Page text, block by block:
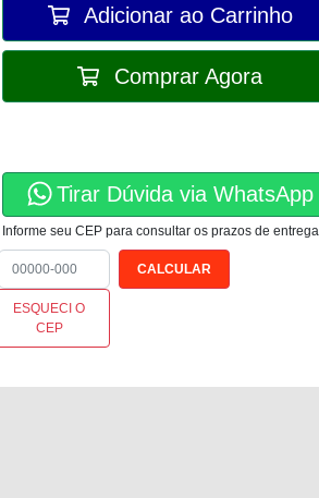
Adicionar ao Carrinho
Comprar Agora
Tirar Dúvida via WhatsApp
Informe seu CEP para consultar os prazos de entrega
ESQUECI O
CEP